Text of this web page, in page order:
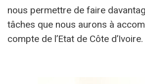
nous permettre de faire
tâches que nous aurons à
compte de l’Etat de Côte d’Ivoire.